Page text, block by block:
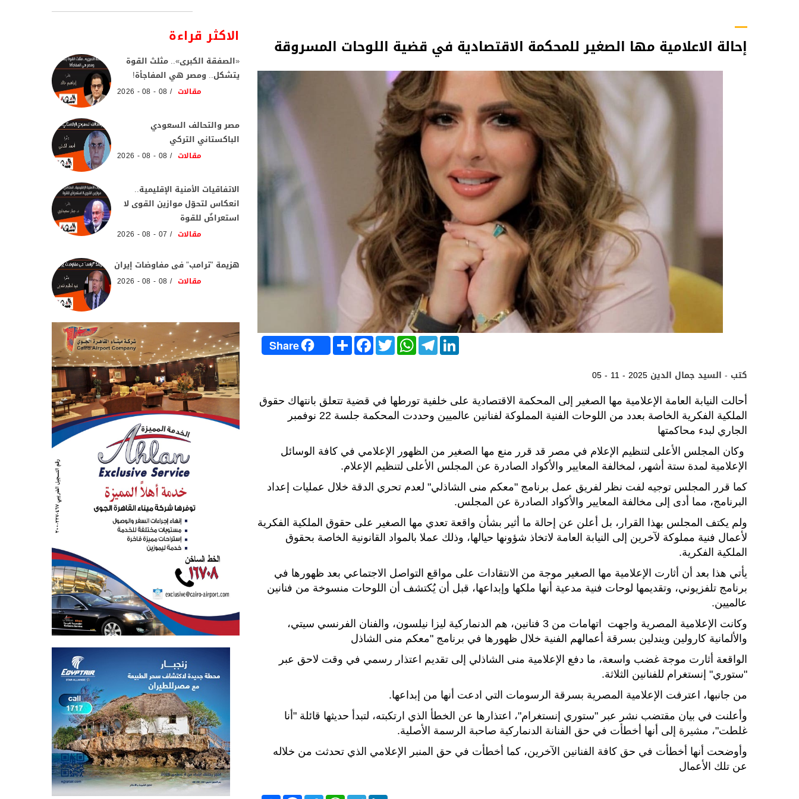
إحالة الاعلامية مها الصغير للمحكمة الاقتصادية في قضية اللوحات المسروقة
Share S
h
a
F
a
c
o
k
T
w
i
r
W
h
a
p
p
T
e
l
a
m
L
i
n
I
n
05 - 11 - 2025 كتب - السيد جمال الدين
أحالت النيابة العامة الإعلامية مها الصغير إلى المحكمة الاقتصادية على خلفية تورطها في قضية تتعلق بانتهاك حقوق
الملكية الفكرية الخاصة بعدد من اللوحات الفنية المملوكة لفنانين عالميين وحددت المحكمة جلسة 22 نوفمبر
الجاري لبدء محاكمتها
وكان المجلس الأعلى لتنظيم الإعلام في مصر قد قرر منع مها الصغير من الظهور الإعلامي في كافة الوسائل
الإعلامية لمدة ستة أشهر، لمخالفة المعايير والأكواد الصادرة عن المجلس الأعلى لتنظيم الإعلام.
كما قرر المجلس توجيه لفت نظر لفريق عمل برنامج "معكم منى الشاذلي" لعدم تحري الدقة خلال عمليات إعداد
البرنامج، مما أدى إلى مخالفة المعايير والأكواد الصادرة عن المجلس.
ولم يكتف المجلس بهذا القرار، بل أعلن عن إحالة ما أثير بشأن واقعة تعدي مها الصغير على حقوق الملكية الفكرية
لأعمال فنية مملوكة لآخرين إلى النيابة العامة لاتخاذ شؤونها حيالها، وذلك عملا بالمواد القانونية الخاصة بحقوق
الملكية الفكرية.
يأتي هذا بعد أن أثارت الإعلامية مها الصغير موجة من الانتقادات على مواقع التواصل الاجتماعي بعد ظهورها في
برنامج تلفزيوني، وتقديمها لوحات فنية مدعية أنها ملكها وإبداعها، قبل أن يُكتشف أن اللوحات منسوخة من فنانين
عالميين.
وكانت الإعلامية المصرية واجهت اتهامات من 3 فنانين، هم الدنماركية ليزا نيلسون، والفنان الفرنسي سيتي،
والألمانية كارولين ويندلين بسرقة أعمالهم الفنية خلال ظهورها في برنامج "معكم منى الشاذل
الواقعة أثارت موجة غضب واسعة، ما دفع الإعلامية منى الشاذلي إلى تقديم اعتذار رسمي في وقت لاحق عبر
"ستوري" إنستغرام للفنانين الثلاثة.
من جانبها، اعترفت الإعلامية المصرية بسرقة الرسومات التي ادعت أنها من إبداعها.
وأعلنت في بيان مقتضب نشر عبر "ستوري إنستغرام"، اعتذارها عن الخطأ الذي ارتكبته، لتبدأ حديثها قائلة "أنا
غلطت"، مشيرة إلى أنها أخطأت في حق الفنانة الدنماركية صاحبة الرسمة الأصلية.
وأوضحت أنها أخطأت في حق كافة الفنانين الآخرين، كما أخطأت في حق المنبر الإعلامي الذي تحدثت من خلاله
عن تلك الأعمال
الاكثر قراءة
«الصفقة الكبرى».. مثلث القوة
يتشكل.. ومصر هي المفاجأة!
مقالات 08 - 08 - 2026
مصر والتحالف السعودي
الباكستاني التركي
مقالات 08 - 08 - 2026
الاتفاقيات الأمنية الإقليمية..
انعكاس لتحوّل موازين القوى لا
استعراضٌ للقوة
مقالات 07 - 08 - 2026
هزيمة "ترامب" فى مفاوضات إيران
مقالات 08 - 08 - 2026